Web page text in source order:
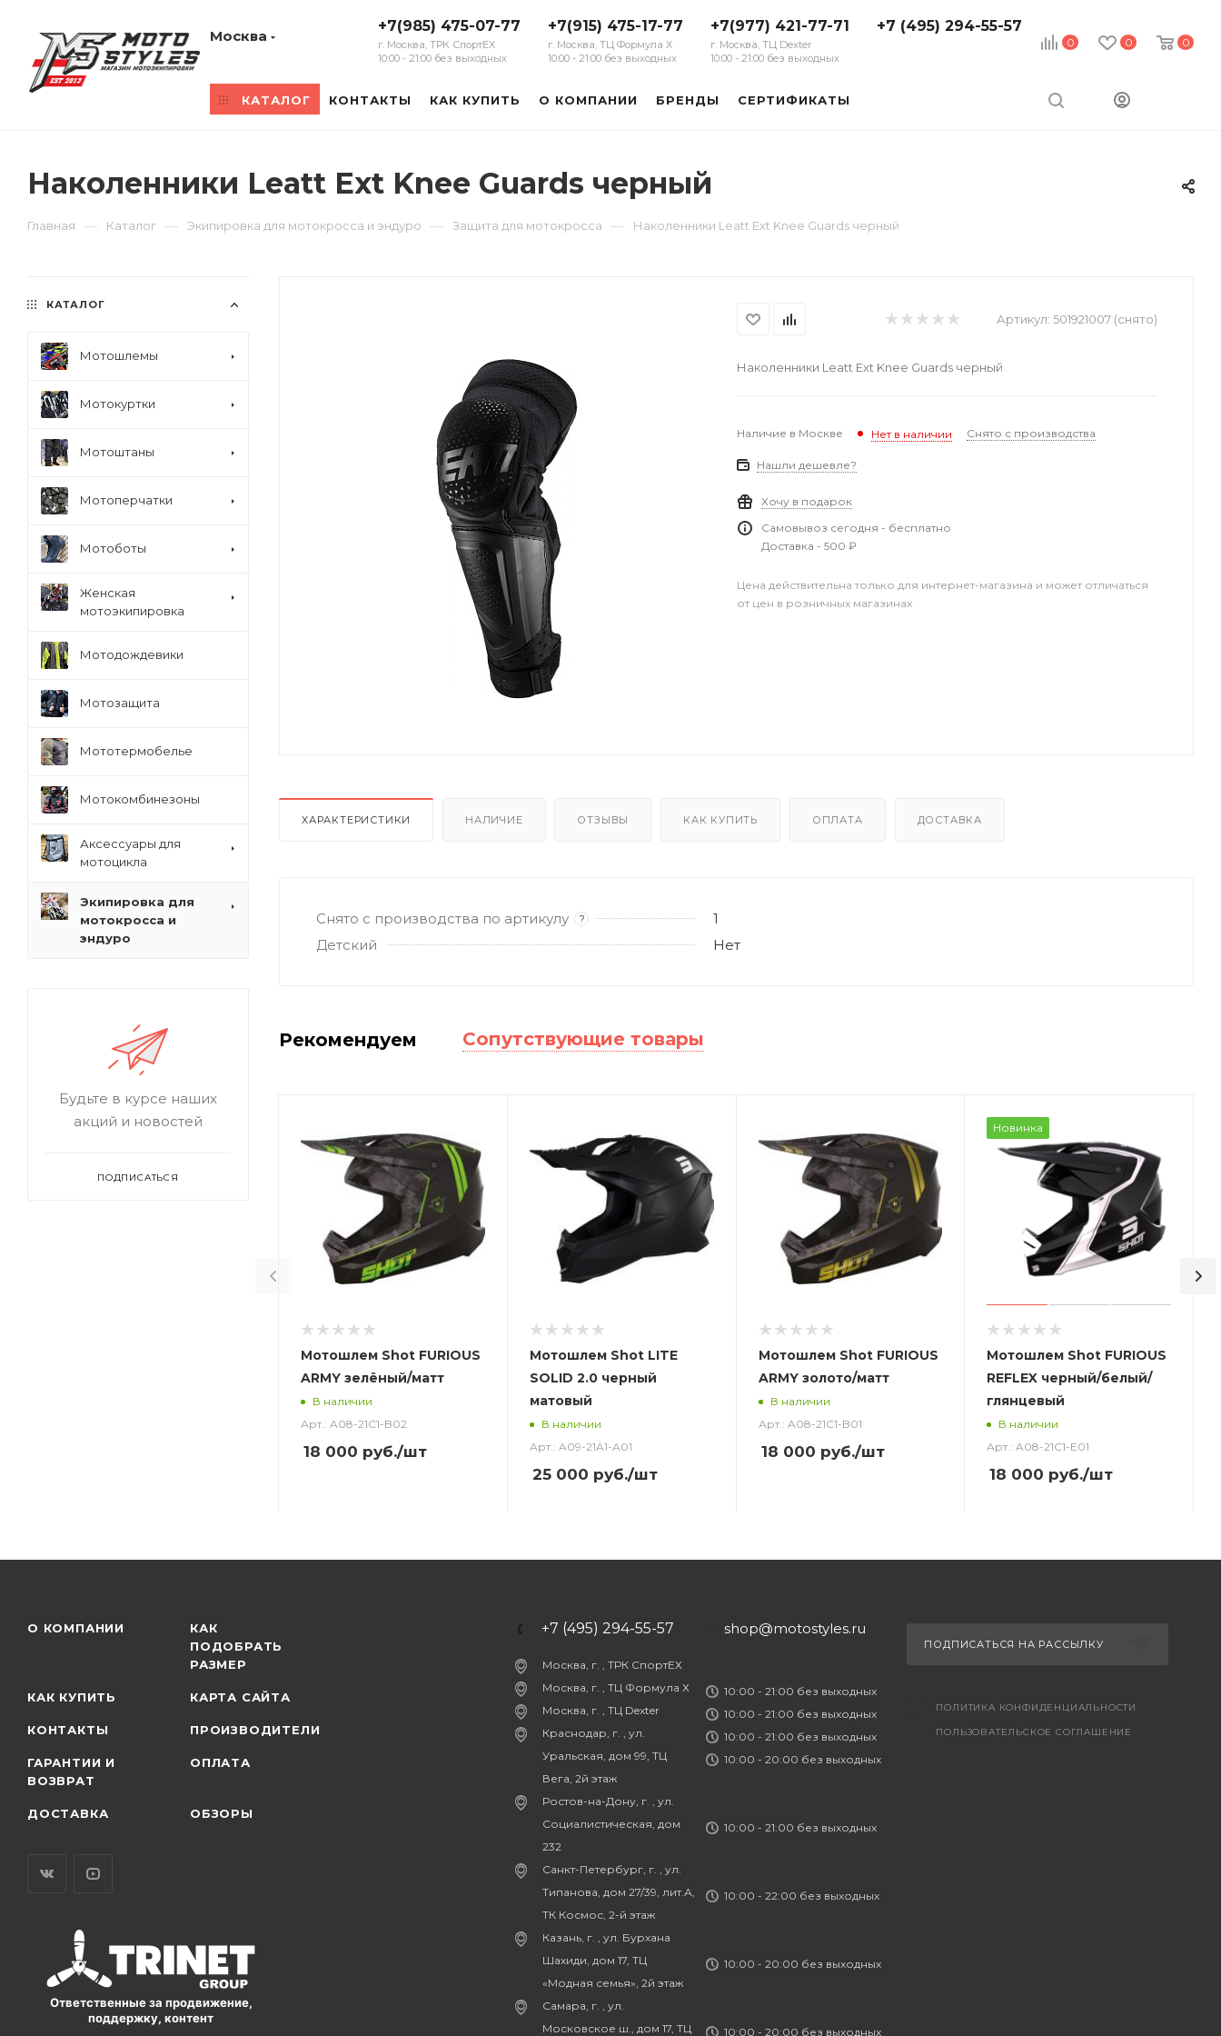
0 0 0
Москва
+7(985) 475-07-77
г. Москва, ТРК СпортЕХ
10:00 - 21:00 без выходных
+7(915) 475-17-77
г. Москва, ТЦ Формула Х
10:00 - 21:00 без выходных
+7(977) 421-77-71
г. Москва, ТЦ Dexter
10:00 - 21:00 без выходных
+7 (495) 294-55-57
КАТАЛОГ КОНТАКТЫ КАК КУПИТЬ О КОМПАНИИ БРЕНДЫ СЕРТИФИКАТЫ
Наколенники Leatt Ext Knee Guards черный
Главная — Каталог — Экипировка для мотокросса и эндуро — Защита для мотокросса — Наколенники Leatt Ext Knee Guards черный
Артикул: 501921007 (снято)
Наколенники Leatt Ext Knee Guards черный
Наличие в Москве Нет в наличии Снято с производства
Нашли дешевле?
Хочу в подарок
Самовывоз сегодня - бесплатно
Доставка - 500 ₽
Цена действительна только для интернет-магазина и может отличаться
от цен в розничных магазинах
ХАРАКТЕРИСТИКИ НАЛИЧИЕ ОТЗЫВЫ КАК КУПИТЬ ОПЛАТА ДОСТАВКА
Снято с производства по артикулу ?
1
Детский
Нет
Рекомендуем Сопутствующие товары
Мотошлем Shot FURIOUS
ARMY зелёный/матт
В наличии
Арт.: A08-21C1-B02
18 000 руб./шт
Мотошлем Shot LITE
SOLID 2.0 черный
матовый
В наличии
Арт.: A09-21A1-A01
25 000 руб./шт
Мотошлем Shot FURIOUS
ARMY золото/матт
В наличии
Арт.: A08-21C1-B01
18 000 руб./шт
Новинка
Мотошлем Shot FURIOUS
REFLEX черный/белый/
глянцевый
В наличии
Арт.: A08-21C1-E01
18 000 руб./шт
КАТАЛОГ
Мотошлемы
Мотокуртки
Мотоштаны
Мотоперчатки
Мотоботы
Женская
мотоэкипировка
Мотодождевики
Мотозащита
Мототермобелье
Мотокомбинезоны
Аксессуары для
мотоцикла
Экипировка для
мотокросса и
эндуро
Будьте в курсе наших
акций и новостей
ПОДПИСАТЬСЯ
О КОМПАНИИ
КАК
ПОДОБРАТЬ
РАЗМЕР
КАК КУПИТЬ КАРТА САЙТА
КОНТАКТЫ ПРОИЗВОДИТЕЛИ
ГАРАНТИИ И
ВОЗВРАТ
ОПЛАТА
ДОСТАВКА ОБЗОРЫ
Ответственные за продвижение,
поддержку, контент
+7 (495) 294-55-57
Москва, г. , ТРК СпортЕХ
Москва, г. , ТЦ Формула Х
Москва, г. , ТЦ Dexter
Краснодар, г. , ул.
Уральская, дом 99, ТЦ
Вега, 2й этаж
Ростов-на-Дону, г. , ул.
Социалистическая, дом
232
Санкт-Петербург, г. , ул.
Типанова, дом 27/39, лит.А,
ТК Космос, 2-й этаж
Казань, г. , ул. Бурхана
Шахиди, дом 17, ТЦ
«Модная семья», 2й этаж
Самара, г. , ул.
Московское ш., дом 17, ТЦ
shop@motostyles.ru
10:00 - 21:00 без выходных
10:00 - 21:00 без выходных
10:00 - 21:00 без выходных
10:00 - 20:00 без выходных
10:00 - 21:00 без выходных
10:00 - 22:00 без выходных
10:00 - 20:00 без выходных
10:00 - 20:00 без выходных
ПОДПИСАТЬСЯ НА РАССЫЛКУ
ПОЛИТИКА КОНФИДЕНЦИАЛЬНОСТИ
ПОЛЬЗОВАТЕЛЬСКОЕ СОГЛАШЕНИЕ